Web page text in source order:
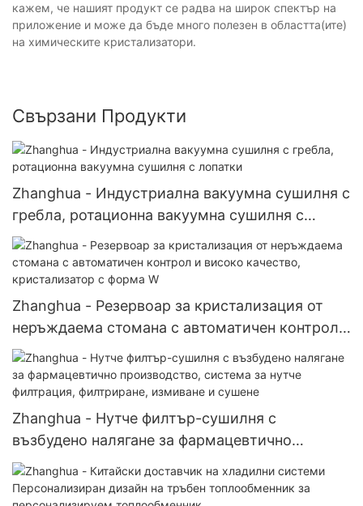
кажем, че нашият продукт се радва на широк спектър на
приложение и може да бъде много полезен в областта(ите)
на химическите кристализатори.
Свързани Продукти
Zhanghua - Индустриална вакуумна сушилня с
гребла, ротационна вакуумна сушилня с
лопатки
Zhanghua - Резервоар за кристализация от
неръждаема стомана с автоматичен контрол
и високо качество, кристализатор с форма W
Zhanghua - Нутче филтър-сушилня с
възбудено налягане за фармацевтично
производство, система за нутче филтрация,
филтриране, измиване и сушене